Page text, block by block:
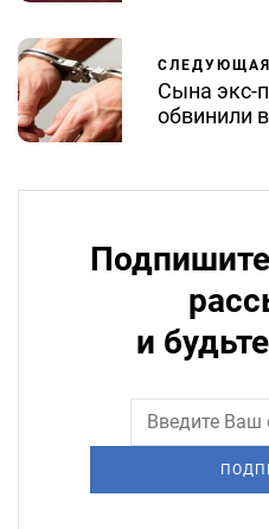
СЛЕДУЮЩАЯ
Сына экс-
обвинили
и